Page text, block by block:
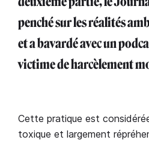
penché sur les réalités
et a bavardé avec un
victime de harcèlement
Cette pratique est
toxique et largement